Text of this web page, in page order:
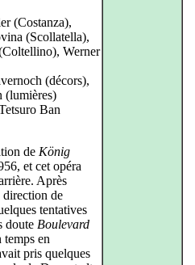
(Costanza),
(Scollatella),
Werner
(décors),
(lumières)
Ban
de König
et cet opéra
Après
direction de
tentatives
doute Boulevard
temps en
pris quelques